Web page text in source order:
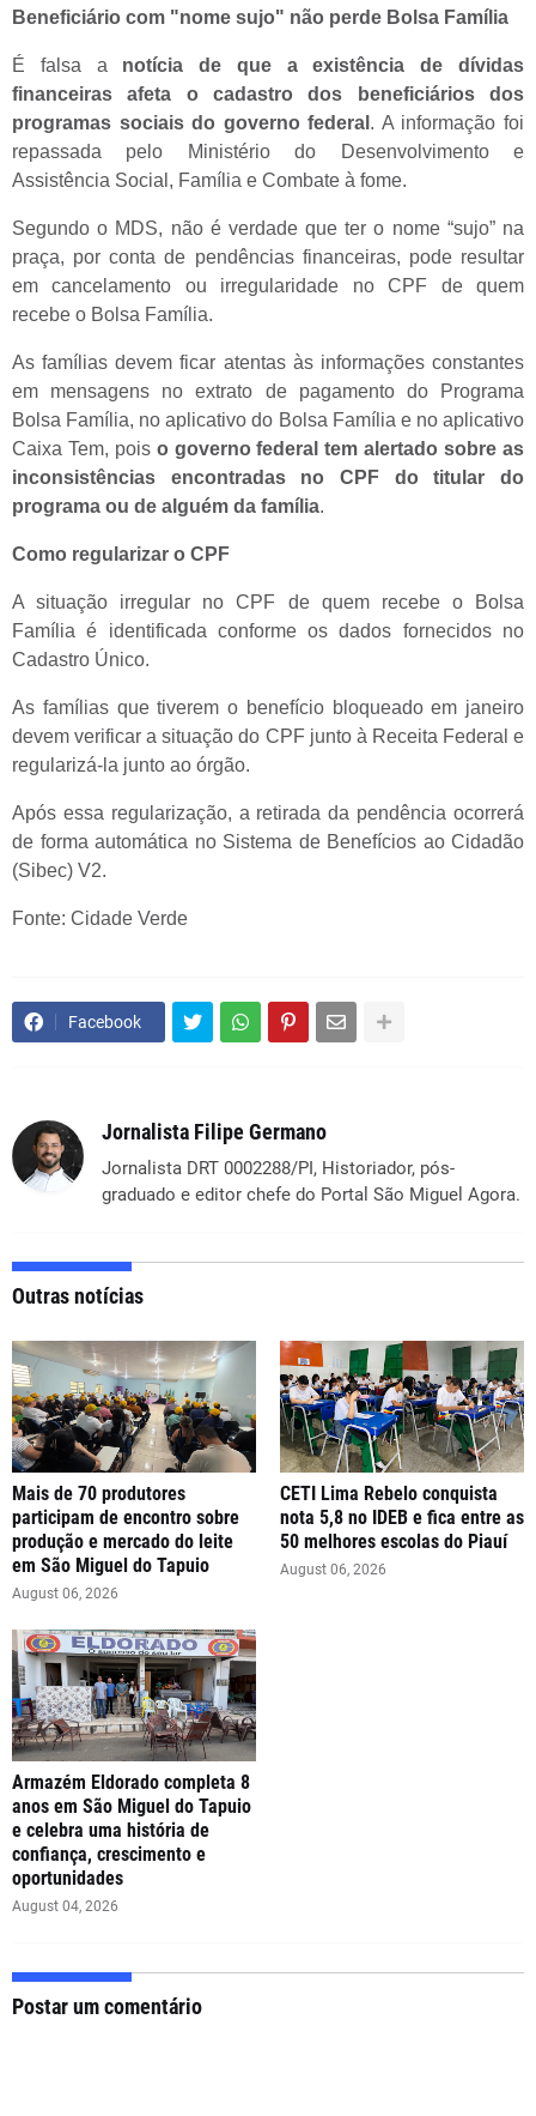
Beneficiário com "nome sujo" não perde Bolsa Família
É falsa a notícia de que a existência de dívidas
financeiras afeta o cadastro dos beneficiários dos
programas sociais do governo federal . A informação foi
repassada pelo Ministério do Desenvolvimento e
Assistência Social, Família e Combate à fome.
Segundo o MDS, não é verdade que ter o nome “sujo” na
praça, por conta de pendências financeiras, pode resultar
em cancelamento ou irregularidade no CPF de quem
recebe o Bolsa Família.
As famílias devem ficar atentas às informações constantes
em mensagens no extrato de pagamento do Programa
Bolsa Família, no aplicativo do Bolsa Família e no aplicativo
Caixa Tem, pois o governo federal tem alertado sobre as
inconsistências encontradas no CPF do titular do
programa ou de alguém da família.
Como regularizar o CPF
A situação irregular no CPF de quem recebe o Bolsa
Família é identificada conforme os dados fornecidos no
Cadastro Único.
As famílias que tiverem o benefício bloqueado em janeiro
devem verificar a situação do CPF junto à Receita Federal e
regularizá-la junto ao órgão.
Após essa regularização, a retirada da pendência ocorrerá
de forma automática no Sistema de Benefícios ao Cidadão
(Sibec) V2.
Fonte: Cidade Verde
Facebook
Jornalista Filipe Germano
Jornalista DRT 0002288/PI, Historiador, pós-
graduado e editor chefe do Portal São Miguel Agora.
Outras notícias
Mais de 70 produtores
participam de encontro sobre
produção e mercado do leite
em São Miguel do Tapuio
August 06, 2026
CETI Lima Rebelo conquista
nota 5,8 no IDEB e fica entre as
50 melhores escolas do Piauí
August 06, 2026
Armazém Eldorado completa 8
anos em São Miguel do Tapuio
e celebra uma história de
confiança, crescimento e
oportunidades
August 04, 2026
Postar um comentário